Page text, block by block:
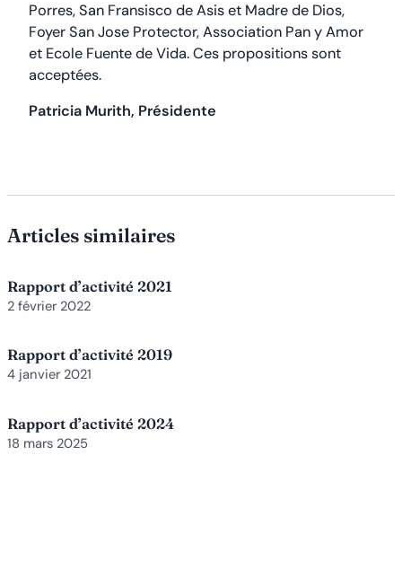
Porres, San Fransisco de Asis et Madre de Dios,
Foyer San Jose Protector, Association Pan y Amor
et Ecole Fuente de Vida. Ces propositions sont
acceptées.
Patricia Murith, Présidente
Articles similaires
Rapport d’activité 2021
2 février 2022
Rapport d’activité 2019
4 janvier 2021
Rapport d’activité 2024
18 mars 2025